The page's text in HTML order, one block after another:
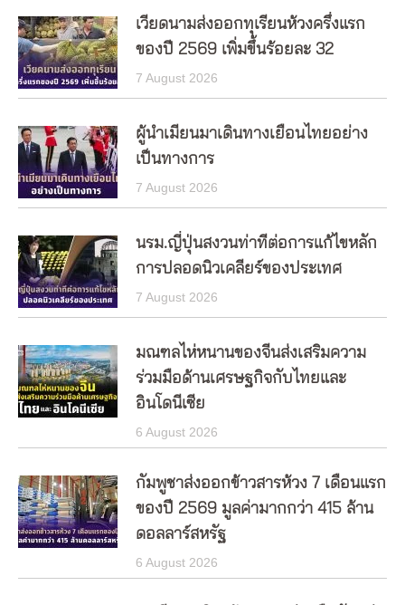
เวียดนามส่งออกทุเรียนห้วงครึ่งแรก
ของปี 2569 เพิ่มขึ้นร้อยละ 32
7 August 2026
ผู้นำเมียนมาเดินทางเยือนไทยอย่าง
เป็นทางการ
7 August 2026
นรม.ญี่ปุ่นสงวนท่าทีต่อการแก้ไขหลัก
การปลอดนิวเคลียร์ของประเทศ
7 August 2026
มณฑลไห่หนานของจีนส่งเสริมความ
ร่วมมือด้านเศรษฐกิจกับไทยและ
อินโดนีเซีย
6 August 2026
กัมพูชาส่งออกข้าวสารห้วง 7 เดือนแรก
ของปี 2569 มูลค่ามากกว่า 415 ล้าน
ดอลลาร์สหรัฐ
6 August 2026